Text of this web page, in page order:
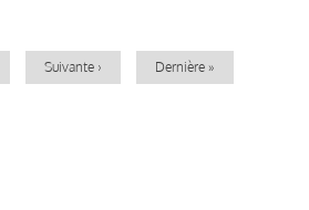
Page
Suivante ›
Dernière
Dernière »